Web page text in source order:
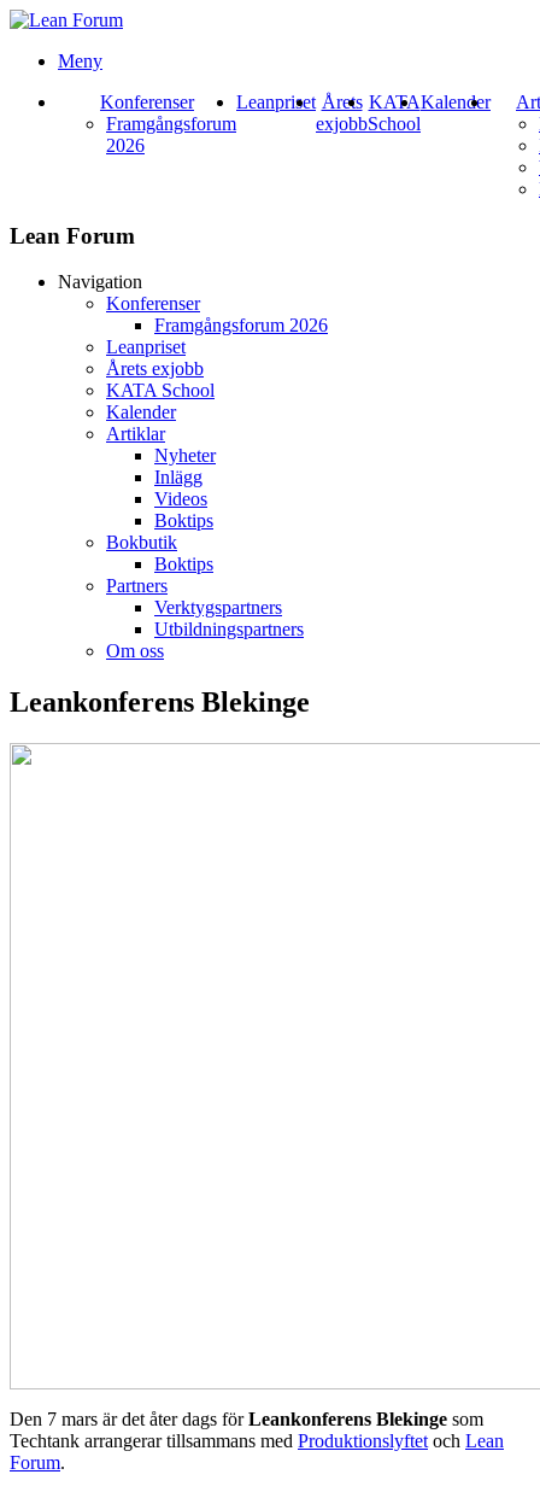
Meny
Konferenser
Framgångsforum
2026
Leanpriset Årets
exjobb
KATA
School
Kalender
Lean Forum
Navigation
Konferenser
Framgångsforum 2026
Leanpriset
Årets exjobb
KATA School
Kalender
Artiklar
Nyheter
Inlägg
Videos
Boktips
Bokbutik
Boktips
Partners
Verktygspartners
Utbildningspartners
Om oss
Leankonferens Blekinge
Den 7 mars är det åter dags för Leankonferens Blekinge som
Techtank arrangerar tillsammans med Produktionslyftet och Lean
Forum.